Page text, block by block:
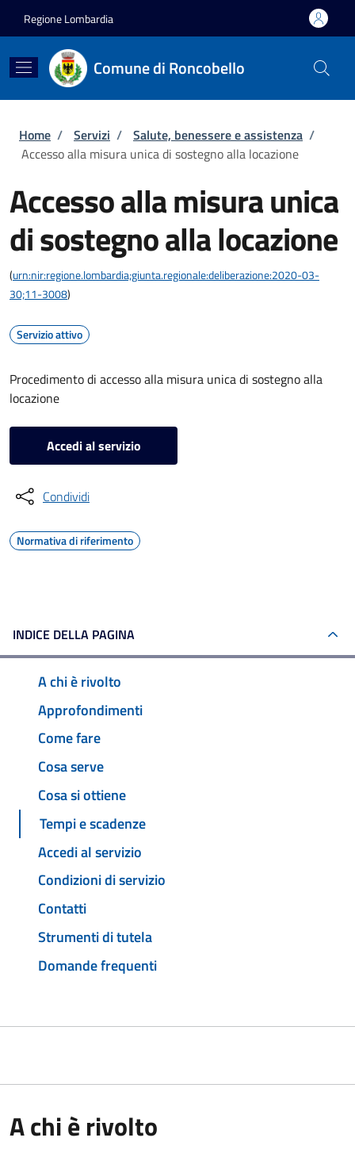
Regione Lombardia
Comune di Roncobello
Briciole di pane
Home / Servizi / Salute, benessere e assistenza /
Accesso alla misura unica di sostegno alla locazione
Accesso alla misura unica
di sostegno alla locazione
(urn:nir:regione.lombardia;giunta.regionale:deliberazione:2020-03-
30;11-3008)
Servizio attivo
Procedimento di accesso alla misura unica di sostegno alla
locazione
Accedi al servizio
Condividi
Normativa di riferimento
INDICE DELLA PAGINA
A chi è rivolto
Approfondimenti
Come fare
Cosa serve
Cosa si ottiene
Tempi e scadenze
Accedi al servizio
Condizioni di servizio
Contatti
Strumenti di tutela
Domande frequenti
A chi è rivolto